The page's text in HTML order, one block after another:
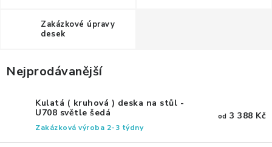
PODLOŽKY POD MYŠ A ZÁPĚSTÍ
ERGONOMICKÉ KLÁVESNICE
VÝSUVY A DRŽÁKY NA KLÁVESNICI
Zakázkové úpravy
desek
Nejprodávanější
Kulatá ( kruhová ) deska na stůl -
U708 světle šedá
Zakázková výroba 2-3 týdny
od 3 388 Kč